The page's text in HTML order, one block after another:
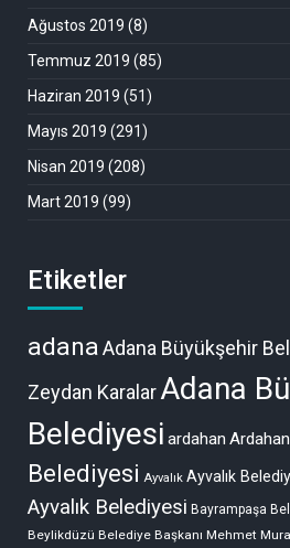
Ağustos 2019 (8)
Temmuz 2019 (85)
Haziran 2019 (51)
Mayıs 2019 (291)
Nisan 2019 (208)
Mart 2019 (99)
Etiketler
adanaAdana Büyükşehir
Zeydan KaralarAdana
Belediyesi ardahan
Belediyesi Ayvalık Ayvalık
Ayvalık Belediyesi Bayrampaşa
Beylikdüzü Belediye Başkanı Mehmet